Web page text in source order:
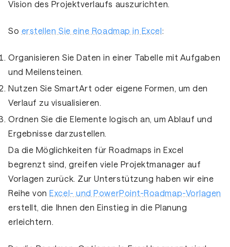
Vision des Projektverlaufs auszurichten.
So erstellen Sie eine Roadmap in Excel:
Organisieren Sie Daten in einer Tabelle mit Aufgaben
und Meilensteinen.
Nutzen Sie SmartArt oder eigene Formen, um den
Verlauf zu visualisieren.
Ordnen Sie die Elemente logisch an, um Ablauf und
Ergebnisse darzustellen.
Da die Möglichkeiten für Roadmaps in Excel
begrenzt sind, greifen viele Projektmanager auf
Vorlagen zurück. Zur Unterstützung haben wir eine
Reihe vonExcel- und PowerPoint-Roadmap-Vorlagen
erstellt, die Ihnen den Einstieg in die Planung
erleichtern.